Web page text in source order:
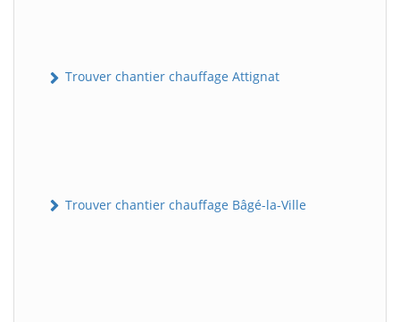
Trouver chantier chauffage Attignat
Trouver chantier chauffage Bâgé-la-Ville